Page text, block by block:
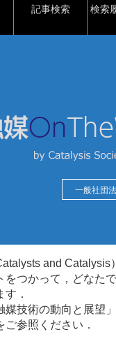
記事検索 検索
一般社団
and
をつかって，どなた
す．
媒技術の動向と展望
ご参照ください．